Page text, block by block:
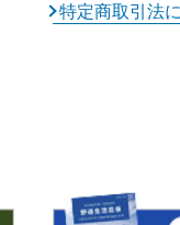
特定商取引法